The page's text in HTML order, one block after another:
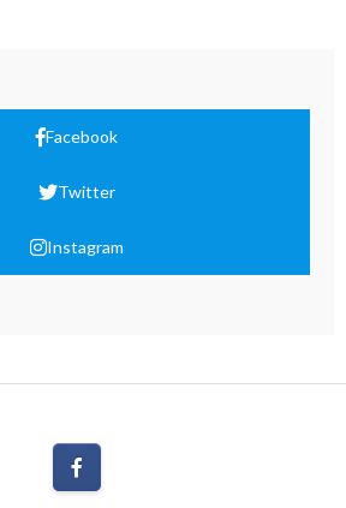
Facebook
Twitter
Instagram